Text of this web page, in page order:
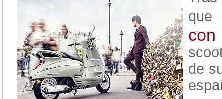
que
con
de